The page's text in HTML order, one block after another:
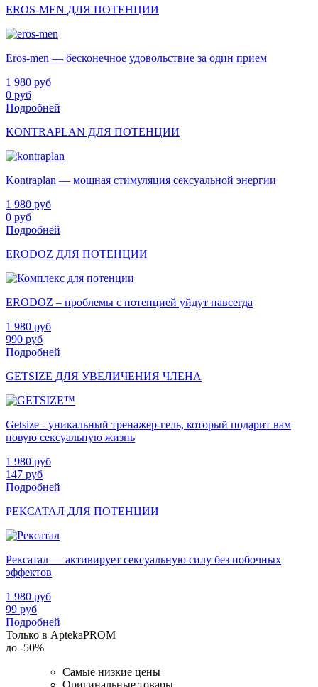
EROS-MEN ДЛЯ ПОТЕНЦИИ
Eros-men — бесконечное удовольствие за один прием
1 980 руб
0 руб
Подробней
KONTRAPLAN ДЛЯ ПОТЕНЦИИ
Kontraplan — мощная стимуляция сексуальной энергии
1 980 руб
0 руб
Подробней
ERODOZ ДЛЯ ПОТЕНЦИИ
ERODOZ – проблемы с потенцией уйдут навсегда
1 980 руб
990 руб
Подробней
GETSIZE ДЛЯ УВЕЛИЧЕНИЯ ЧЛЕНА
Getsize - уникальный тренажер-гель, который подарит вам
новую сексуальную жизнь
1 980 руб
147 руб
Подробней
РЕКСАТАЛ ДЛЯ ПОТЕНЦИИ
Рексатал — активирует сексуальную силу без побочных
эффектов
1 980 руб
99 руб
Подробней
Только в AptekaPROM
до -50%
Самые низкие цены